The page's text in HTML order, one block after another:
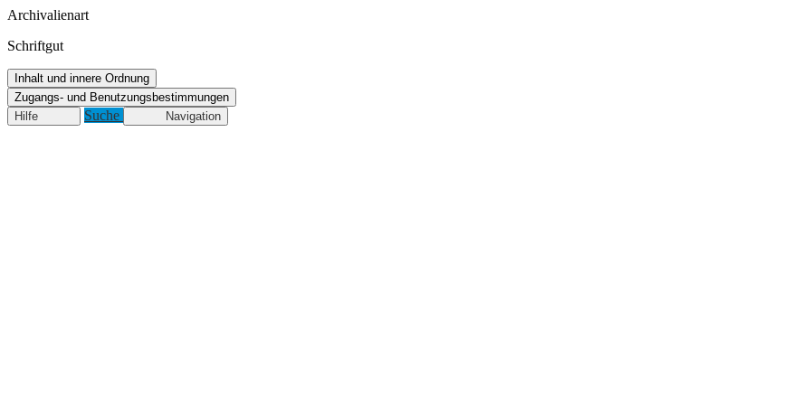
Archivalienart
Schriftgut
Inhalt und innere Ordnung
Zugangs- und Benutzungsbestimmungen
Hilfe
Suche Navigation